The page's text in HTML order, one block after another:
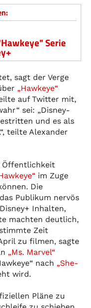
Serie
sagt der Verge
„Hawkeye“
auf Twitter mit,
sei: „Disney-
und es als
teilte Alexander
Öffentlichkeit
im Zuge
Die
Publikum nervös
Inhalten,
machten deutlich,
Zeit
zu filmen, sagte
„Ms. Marvel“
nach „She-
wird.
Pläne zu